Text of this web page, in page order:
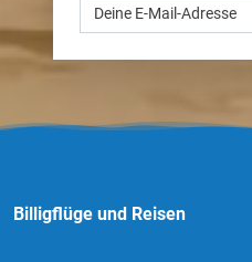
Billigflüge und Reisen